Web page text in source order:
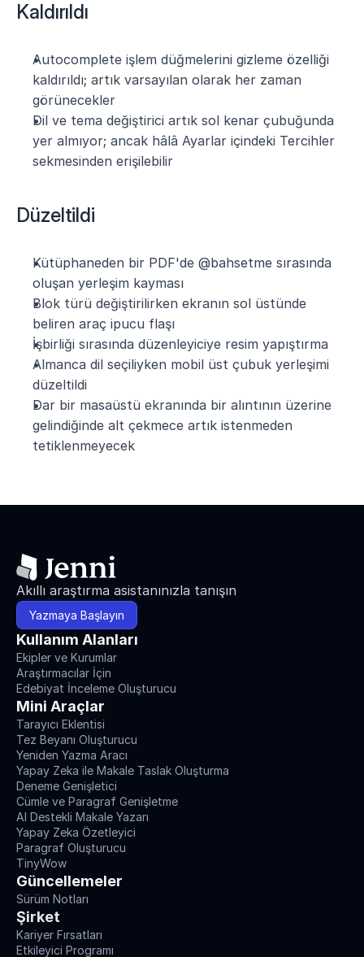
Kaldırıldı
Autocomplete işlem düğmelerini gizleme özelliği
kaldırıldı; artık varsayılan olarak her zaman
görünecekler
Dil ve tema değiştirici artık sol kenar çubuğunda
yer almıyor; ancak hâlâ Ayarlar içindeki Tercihler
sekmesinden erişilebilir
Düzeltildi
Kütüphaneden bir PDF'de @bahsetme sırasında
oluşan yerleşim kayması
Blok türü değiştirilirken ekranın sol üstünde
beliren araç ipucu flaşı
İşbirliği sırasında düzenleyiciye resim yapıştırma
Almanca dil seçiliyken mobil üst çubuk yerleşimi
düzeltildi
Dar bir masaüstü ekranında bir alıntının üzerine
gelindiğinde alt çekmece artık istenmeden
tetiklenmeyecek
Akıllı araştırma asistanınızla tanışın
Yazmaya Başlayın
Kullanım Alanları
Ekipler ve Kurumlar
Araştırmacılar İçin
Edebiyat İnceleme Oluşturucu
Mini Araçlar
Tarayıcı Eklentisi
Tez Beyanı Oluşturucu
Yeniden Yazma Aracı
Yapay Zeka ile Makale Taslak Oluşturma
Deneme Genişletici
Cümle ve Paragraf Genişletme
AI Destekli Makale Yazarı
Yapay Zeka Özetleyici
Paragraf Oluşturucu
TinyWow
Güncellemeler
Sürüm Notları
Şirket
Kariyer Fırsatları
Etkileyici Programı